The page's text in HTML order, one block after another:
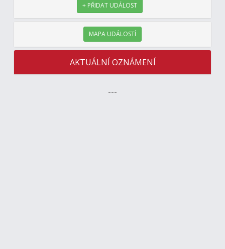
+ PŘIDAT UDÁLOST
MAPA UDÁLOSTÍ
AKTUÁLNÍ OZNÁMENÍ
---